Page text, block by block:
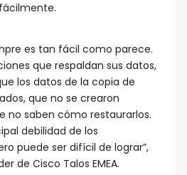
es tan fácil como parece.
que respaldan sus datos,
los datos de la copia de
que no se crearon
no saben cómo restaurarlos.
debilidad de los
puede ser difícil de lograr”,
de Cisco Talos EMEA.